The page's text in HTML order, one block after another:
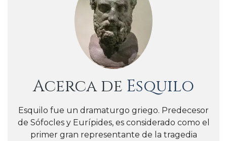
Acerca de Esquilo
Esquilo fue un dramaturgo griego. Predecesor
de Sófocles y Eurípides, es considerado como el
primer gran representante de la tragedia